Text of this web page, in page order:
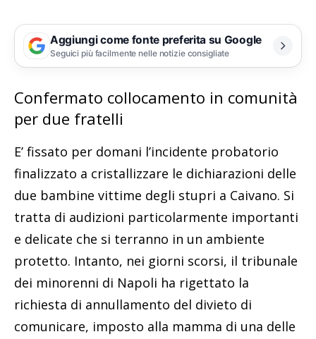
Aggiungi come fonte preferita su Google
Seguici più facilmente nelle notizie consigliate
Confermato collocamento in comunità
per due fratelli
E’ fissato per domani l’incidente probatorio
finalizzato a cristallizzare le dichiarazioni delle
due bambine vittime degli stupri a Caivano. Si
tratta di audizioni particolarmente importanti
e delicate che si terranno in un ambiente
protetto. Intanto, nei giorni scorsi, il tribunale
dei minorenni di Napoli ha rigettato la
richiesta di annullamento del divieto di
comunicare, imposto alla mamma di una delle